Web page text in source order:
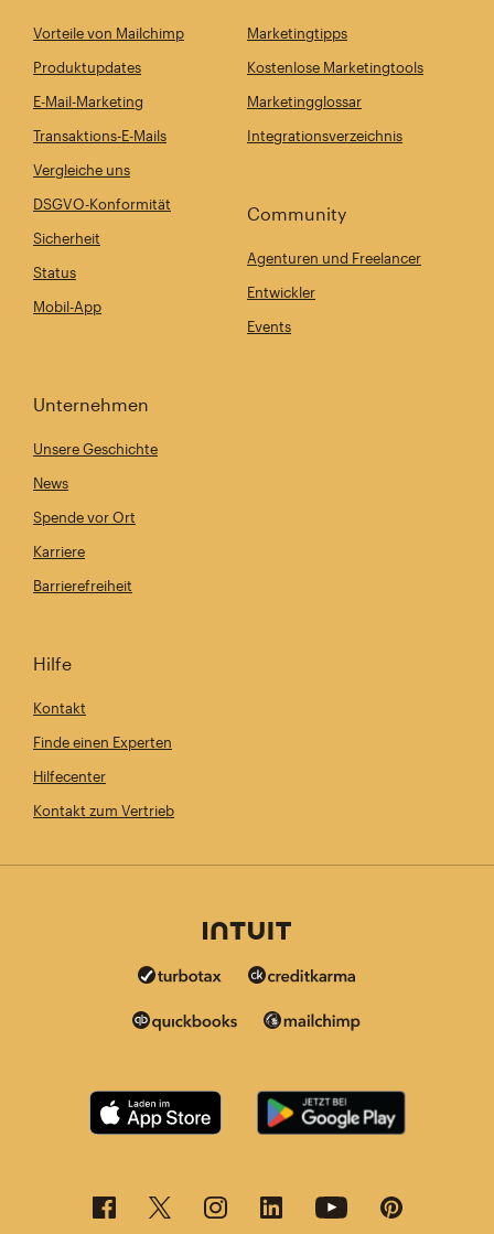
Vorteile von Mailchimp
Produktupdates
E-Mail-Marketing
Transaktions-E-Mails
Vergleiche uns
DSGVO-Konformität
Sicherheit
Status
Mobil-App
Marketingtipps
Kostenlose Marketingtools
Marketingglossar
Integrationsverzeichnis
Community
Agenturen und Freelancer
Entwickler
Events
Unternehmen
Unsere Geschichte
News
Spende vor Ort
Karriere
Barrierefreiheit
Hilfe
Kontakt
Finde einen Experten
Hilfecenter
Kontakt zum Vertrieb